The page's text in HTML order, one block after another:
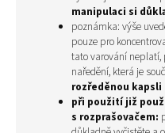
manipulaci si
poznámka: výše
pouze pro
tato varování
naředění, která je
rozředěnou kapsli
při použití již
s rozprašovačem: